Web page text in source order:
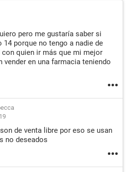
pero me gustaría saber si
porque no tengo a nadie de
con quien ir más que mi mejor
vender en una farmacia teniendo
de venta libre por eso se usan
no deseados